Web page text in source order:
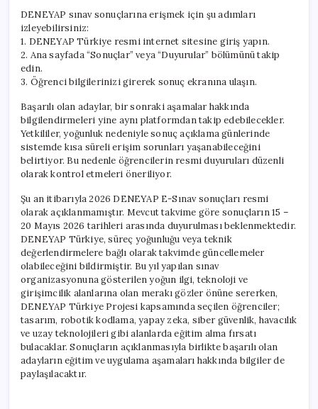
DENEYAP sınav sonuçlarına erişmek için şu adımları
izleyebilirsiniz:
1. DENEYAP Türkiye resmi internet sitesine giriş yapın.
2. Ana sayfada “Sonuçlar” veya “Duyurular” bölümünü takip
edin.
3. Öğrenci bilgilerinizi girerek sonuç ekranına ulaşın.
Başarılı olan adaylar, bir sonraki aşamalar hakkında
bilgilendirmeleri yine aynı platformdan takip edebilecekler.
Yetkililer, yoğunluk nedeniyle sonuç açıklama günlerinde
sistemde kısa süreli erişim sorunları yaşanabileceğini
belirtiyor. Bu nedenle öğrencilerin resmi duyuruları düzenli
olarak kontrol etmeleri öneriliyor.
Şu an itibarıyla 2026 DENEYAP E-Sınav sonuçları resmi
olarak açıklanmamıştır. Mevcut takvime göre sonuçların 15 –
20 Mayıs 2026 tarihleri arasında duyurulması beklenmektedir.
DENEYAP Türkiye, süreç yoğunluğu veya teknik
değerlendirmelere bağlı olarak takvimde güncellemeler
olabileceğini bildirmiştir. Bu yıl yapılan sınav
organizasyonuna gösterilen yoğun ilgi, teknoloji ve
girişimcilik alanlarına olan merakı gözler önüne sererken,
DENEYAP Türkiye Projesi kapsamında seçilen öğrenciler;
tasarım, robotik kodlama, yapay zeka, siber güvenlik, havacılık
ve uzay teknolojileri gibi alanlarda eğitim alma fırsatı
bulacaklar. Sonuçların açıklanmasıyla birlikte başarılı olan
adayların eğitim ve uygulama aşamaları hakkında bilgiler de
paylaşılacaktır.